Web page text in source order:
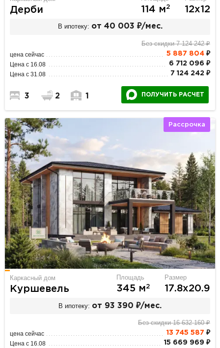
Дерби 114 м2 12х12
В ипотеку: от 40 003 ₽/мес.
Без скидки 7 124 242 ₽
цена сейчас 5 887 804₽
Цена с 16.08 6 712 096 ₽
Цена с 31.08 7 124 242 ₽
3 2 1 ПОЛУЧИТЬ РАСЧЕТ
Рассрочка
Каркасный дом
Куршевель
Площадь
345 м2
Размер
17.8х20.9
В ипотеку: от 93 390 ₽/мес.
Без скидки 16 632 160 ₽
цена сейчас 13 745 587 ₽
Цена с 16.08 15 669 969 ₽